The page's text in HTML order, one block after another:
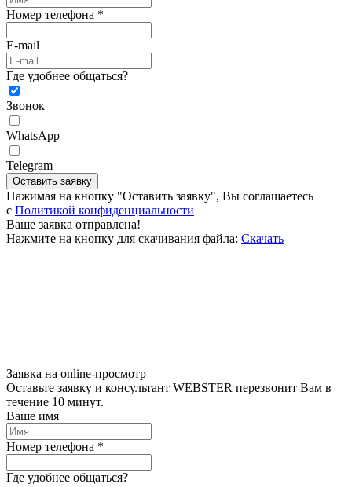
Номер телефона *
E-mail
Где удобнее общаться?
Звонок
WhatsApp
Telegram
Оставить заявку
Нажимая на кнопку "Оставить заявку", Вы соглашаетесь
c Политикой конфиденциальности
Ваше заявка отправлена!
Нажмите на кнопку для скачивания файла: Скачать
Заявка на online-просмотр
Оставьте заявку и консультант WEBSTER перезвонит Вам в
течение 10 минут.
Ваше имя
Номер телефона *
Где удобнее общаться?